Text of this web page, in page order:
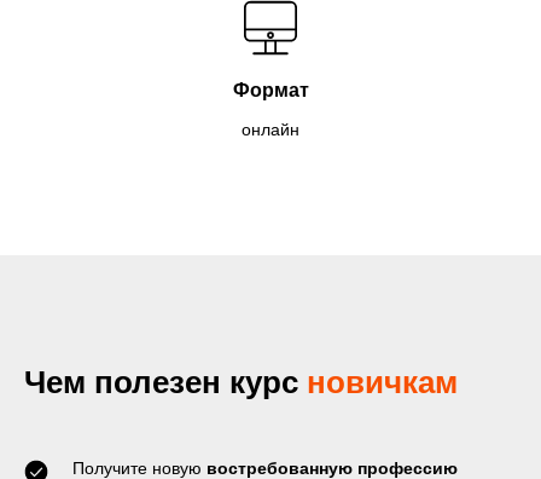
онлайн
Формат
Чем полезен курс новичкам
Получите новую востребованную профессию